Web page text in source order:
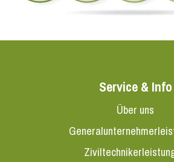
Service & Info
Über uns